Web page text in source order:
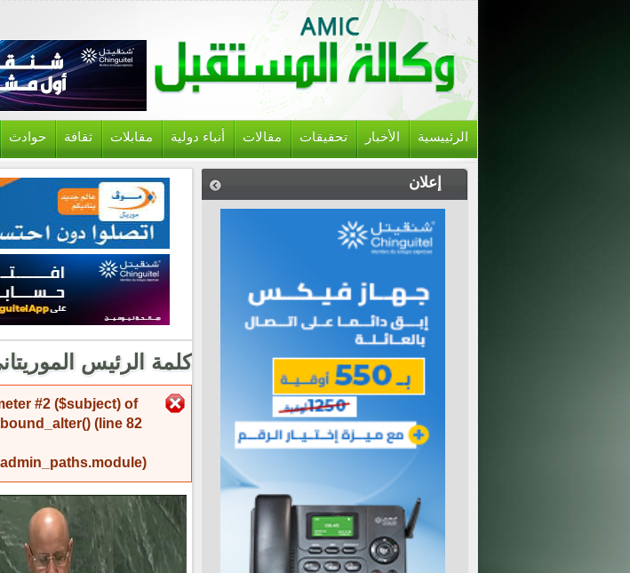
الرئييسية الأخبار تحقيقات مقالات أنباء دولية مقابلات ثقافة حوادث
إعلان
كلمة الرئيس
رسالة الخطأ
#2 ($subject) of
(line 82
).